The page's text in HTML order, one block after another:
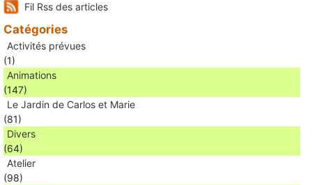
Fil Rss des articles
Catégories
Activités prévues
(1)
Animations
(147)
Le Jardin de Carlos et Marie
(81)
Divers
(64)
Atelier
(98)